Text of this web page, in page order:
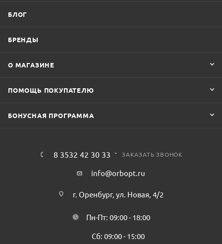
БЛОГ
БРЕНДЫ
О МАГАЗИНЕ
ПОМОЩЬ ПОКУПАТЕЛЮ
БОНУСНАЯ ПРОГРАММА
8 3532 42 30 33 ЗАКАЗАТЬ ЗВОНОК
info@orbopt.ru
г. Оренбург, ул. Новая, 4/2
Пн-Пт: 09:00 - 18:00
Сб: 09:00 - 15:00